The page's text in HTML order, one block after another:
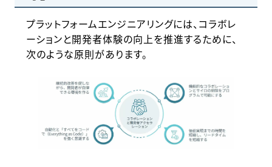
プラットフォームエンジニアリングには、コラボレ
ーションと開発者体験の向上を推進するために、
次のような原則があります。